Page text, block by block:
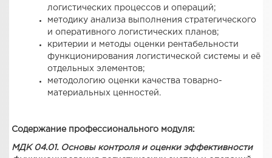
логистических процессов и операций;
методику анализа выполнения стратегического
и оперативного логистических планов;
критерии и методы оценки рентабельности
функционирования логистической системы и её
отдельных элементов;
методологию оценки качества товарно-
материальных ценностей.
Содержание профессионального модуля:
МДК 04.01. Основы контроля и оценки эффективности